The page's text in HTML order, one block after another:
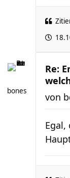
bones
Re:
von
Egal,